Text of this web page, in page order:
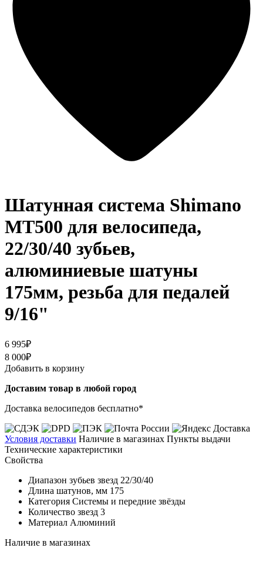
Шатунная система Shimano
MT500 для велосипеда,
22/30/40 зубьев,
алюминиевые шатуны
175мм, резьба для педалей
9/16"
6 995₽
8 000₽
Добавить в корзину
Доставим товар в любой город
Доставка велосипедов бесплатно*
Условия доставки Наличие в магазинах Пункты выдачи
Технические характеристики
Свойства
Диапазон зубьев звезд 22/30/40
Длина шатунов, мм 175
Категория Системы и передние звёзды
Количество звезд 3
Материал Алюминий
Наличие в магазинах